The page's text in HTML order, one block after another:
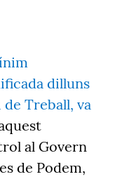
dilluns
Treball, va
al Govern
de Podem,